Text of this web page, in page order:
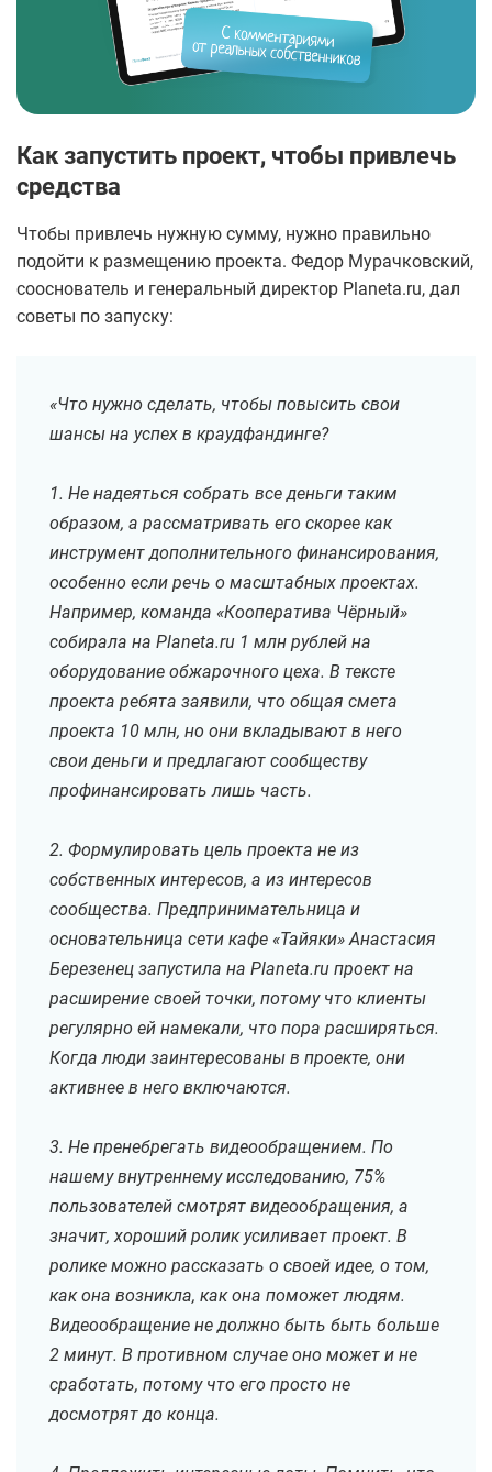
Как запустить проект, чтобы привлечь
средства
Чтобы привлечь нужную сумму, нужно правильно
подойти к размещению проекта. Федор Мурачковский,
сооснователь и генеральный директор Planeta.ru, дал
советы по запуску:
«Что нужно сделать, чтобы повысить свои
шансы на успех в краудфандинге?
1. Не надеяться собрать все деньги таким
образом, а рассматривать его скорее как
инструмент дополнительного финансирования,
особенно если речь о масштабных проектах.
Например, команда «Кооператива Чёрный»
собирала на Planeta.ru 1 млн рублей на
оборудование обжарочного цеха. В тексте
проекта ребята заявили, что общая смета
проекта 10 млн, но они вкладывают в него
свои деньги и предлагают сообществу
профинансировать лишь часть.
2. Формулировать цель проекта не из
собственных интересов, а из интересов
сообщества. Предпринимательница и
основательница сети кафе «Тайяки» Анастасия
Березенец запустила на Planeta.ru проект на
расширение своей точки, потому что клиенты
регулярно ей намекали, что пора расширяться.
Когда люди заинтересованы в проекте, они
активнее в него включаются.
3. Не пренебрегать видеообращением. По
нашему внутреннему исследованию, 75%
пользователей смотрят видеообращения, а
значит, хороший ролик усиливает проект. В
ролике можно рассказать о своей идее, о том,
как она возникла, как она поможет людям.
Видеообращение не должно быть быть больше
2 минут. В противном случае оно может и не
сработать, потому что его просто не
досмотрят до конца.